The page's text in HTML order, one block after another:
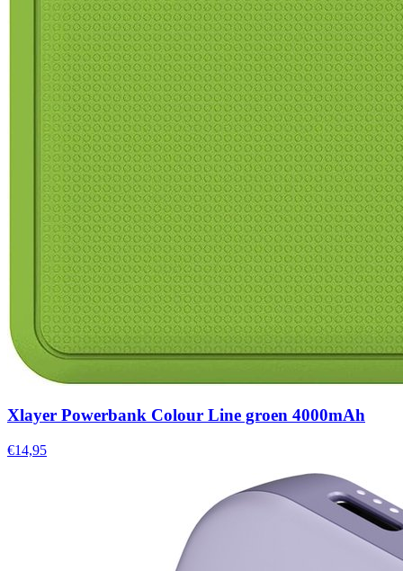
Xlayer Powerbank Colour Line groen 4000mAh
€14,95